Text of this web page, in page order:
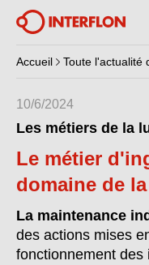
Accueil Toute l'actualité
10/6/2024
Les métiers de la
Le métier
domaine de
La maintenance
des actions mises
fonctionnement des